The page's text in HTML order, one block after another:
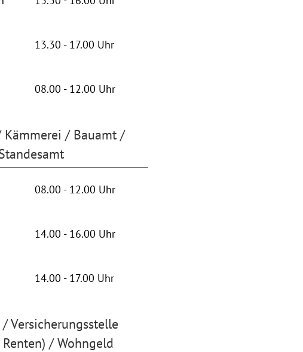
13.30 - 17.00 Uhr
08.00 - 12.00 Uhr
/ Bauamt /
08.00 - 12.00 Uhr
14.00 - 16.00 Uhr
14.00 - 17.00 Uhr
Versicherungsstelle
/ Wohngeld